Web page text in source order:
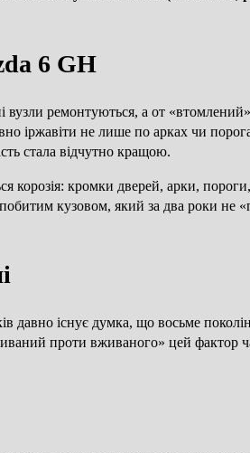
6 GH
ремонтуються, а от
іржавіти не лише по арках чи
стала відчутно кращою.
корозія: кромки дверей, арки,
кузовом, який за два роки не
давно існує думка, що восьме
проти вживаного» цей фактор